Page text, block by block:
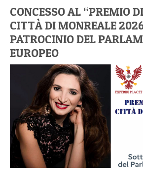
CONCESSO AL “PREMIO
CITTÀ DI MONREALE
PATROCINIO DEL
EUROPEO